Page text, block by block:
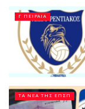
Γ ΠΕΙΡΑΙΑ
ΤΑ ΝΕΑ ΤΗΣ ΕΠΣΠ